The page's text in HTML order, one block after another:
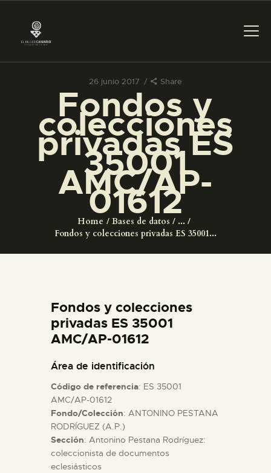
26 junio 2017 Share
Fondos y
colecciones
privadas ES
35001
AMC/AP-
01612
Home Bases de datos
...
Fondos y colecciones privadas ES 35001...
PREPARAR LA VISITA
ACTIVIDADES
█
EL MUSEO
ESPAÑOL
ACTIVIDADES
█
EL MUSEO
Fondos y colecciones
privadas ES 35001
AMC/AP-01612
Área de identificación
Código de referencia: ES 35001
AMC/AP-01612
Fondo/Colección: ANTONINO PESTANA
RODRÍGUEZ (A.P.)
Sección: Antonino Pestana Rodríguez:
coleccionista de documentos
eclesiásticos